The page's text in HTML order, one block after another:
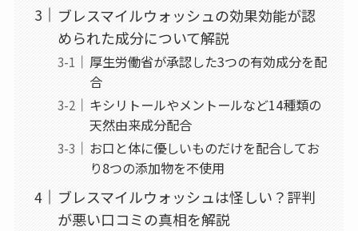
ブレスマイルウォッシュの効果効能が認
められた成分について解説
厚生労働省が承認した3つの有効成分を配
合
キシリトールやメントールなど14種類の
天然由来成分配合
お口と体に優しいものだけを配合してお
り8つの添加物を不使用
ブレスマイルウォッシュは怪しい？評判
が悪い口コミの真相を解説